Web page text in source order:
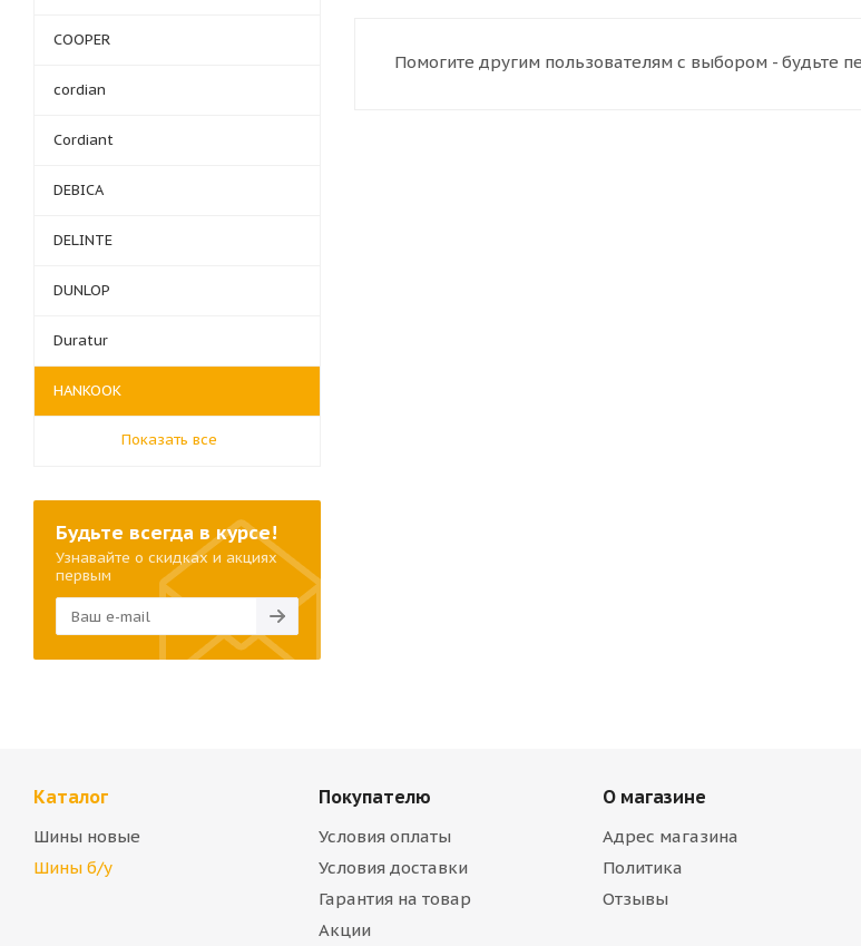
Помогите другим пользователям с выбором - будьте
COOPER
cordian
Cordiant
DEBICA
DELINTE
DUNLOP
Duratur
HANKOOK
Показать все
Будьте всегда в курсе!
Узнавайте о скидках и акциях
первым
Каталог
Шины новые
Шины б/у
Покупателю
Условия оплаты
Условия доставки
Гарантия на товар
Акции
О магазине
Адрес магазина
Политика
Отзывы